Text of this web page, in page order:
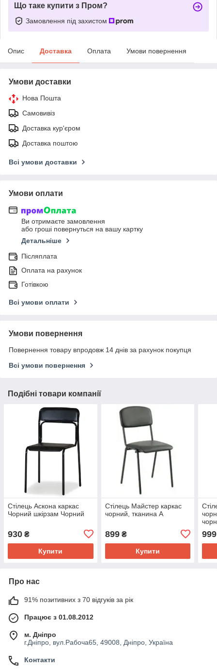
Що таке купити з Пром?
Замовлення під захистом
Опис Доставка Оплата Умови повернення
Умови доставки
Нова Пошта
Самовивіз
Доставка кур'єром
Доставка поштою
Всі умови доставки
Умови оплати
Ви отримаєте замовлення
або гроші повернуться на вашу картку
Детальніше
Післяплата
Оплата на рахунок
Готівкою
Всі умови оплати
Умови повернення
Повернення товару впродовж 14 днів за рахунок покупця
Всі умови повернення
Подібні товари компанії
Стілець Аскона каркас
Чорний шкірзам Чорний
930 ₴
Купити
Стілець Майстер каркас
чорний, тканина А
899₴
Купити
999
Про нас
91% позитивних з 70 відгуків за рік
Працює з 01.08.2012
м. Дніпро
г.Дніпро, вул.Рабоча65, 49008, Дніпро, Україна
Контакти